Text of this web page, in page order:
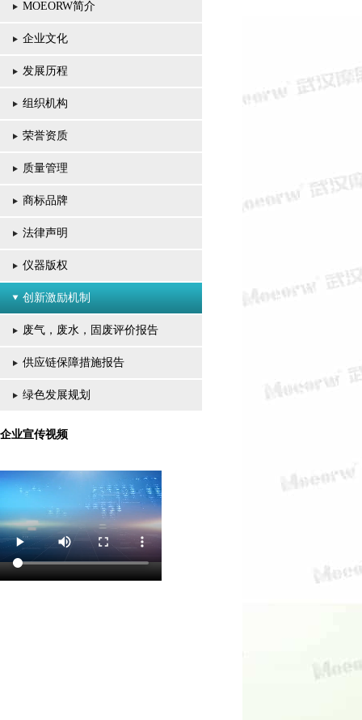
MOEORW简介
企业文化
发展历程
组织机构
荣誉资质
质量管理
商标品牌
法律声明
仪器版权
创新激励机制
废气，废水，固废评价报告
供应链保障措施报告
绿色发展规划
企业宣传视频